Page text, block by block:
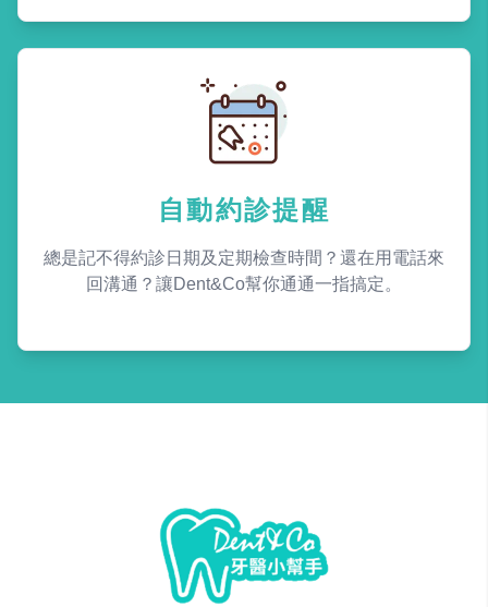
自動約診提醒
總是記不得約診日期及定期檢查時間？還在用電話來
回溝通？讓Dent&Co幫你通通一指搞定。